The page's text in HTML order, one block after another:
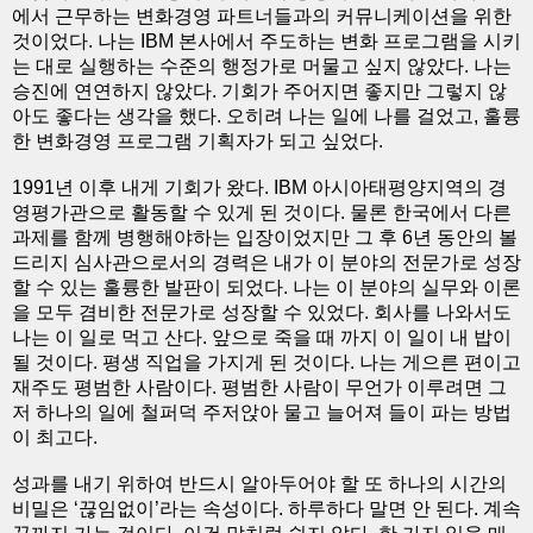
에서 근무하는 변화경영 파트너들과의 커뮤니케이션을 위한
것이었다. 나는 IBM 본사에서 주도하는 변화 프로그램을 시키
는 대로 실행하는 수준의 행정가로 머물고 싶지 않았다. 나는
승진에 연연하지 않았다. 기회가 주어지면 좋지만 그렇지 않
아도 좋다는 생각을 했다. 오히려 나는 일에 나를 걸었고, 훌륭
한 변화경영 프로그램 기획자가 되고 싶었다.
1991년 이후 내게 기회가 왔다. IBM 아시아태평양지역의 경
영평가관으로 활동할 수 있게 된 것이다. 물론 한국에서 다른
과제를 함께 병행해야하는 입장이었지만 그 후 6년 동안의 볼
드리지 심사관으로서의 경력은 내가 이 분야의 전문가로 성장
할 수 있는 훌륭한 발판이 되었다. 나는 이 분야의 실무와 이론
을 모두 겸비한 전문가로 성장할 수 있었다. 회사를 나와서도
나는 이 일로 먹고 산다. 앞으로 죽을 때 까지 이 일이 내 밥이
될 것이다. 평생 직업을 가지게 된 것이다. 나는 게으른 편이고
재주도 평범한 사람이다. 평범한 사람이 무언가 이루려면 그
저 하나의 일에 철퍼덕 주저앉아 물고 늘어져 들이 파는 방법
이 최고다.
성과를 내기 위하여 반드시 알아두어야 할 또 하나의 시간의
비밀은 ‘끊임없이’라는 속성이다. 하루하다 말면 안 된다. 계속